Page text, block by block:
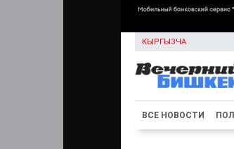
КЫРГЫЗЧА
ВСЕ НОВОСТИ